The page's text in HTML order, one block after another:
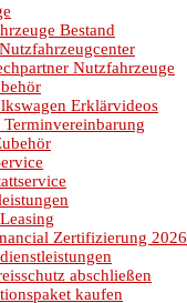
Bestand
Nutzfahrzeuge
Erklärvideos
Zertifizierung 2026
abschließen
kaufen